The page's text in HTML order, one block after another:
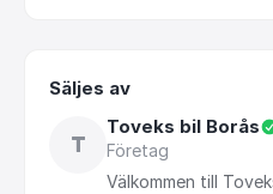
Säljes av
T
Toveks bil Borås
Företag
Välkommen till